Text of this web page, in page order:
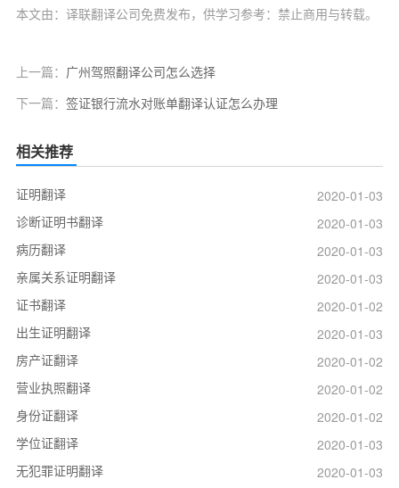
本文由：译联翻译公司免费发布，供学习参考：禁止商用与转载。
上一篇： 广州驾照翻译公司怎么选择
下一篇： 签证银行流水对账单翻译认证怎么办理
相关推荐
证明翻译
2020-01-03
诊断证明书翻译
2020-01-03
病历翻译
2020-01-03
亲属关系证明翻译
2020-01-03
证书翻译
2020-01-02
出生证明翻译
2020-01-03
房产证翻译
2020-01-02
营业执照翻译
2020-01-02
身份证翻译
2020-01-02
学位证翻译
2020-01-03
无犯罪证明翻译
2020-01-03